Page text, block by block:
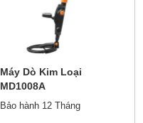
Máy Dò Kim Loại
MD1008A
Bảo hành 12 Tháng